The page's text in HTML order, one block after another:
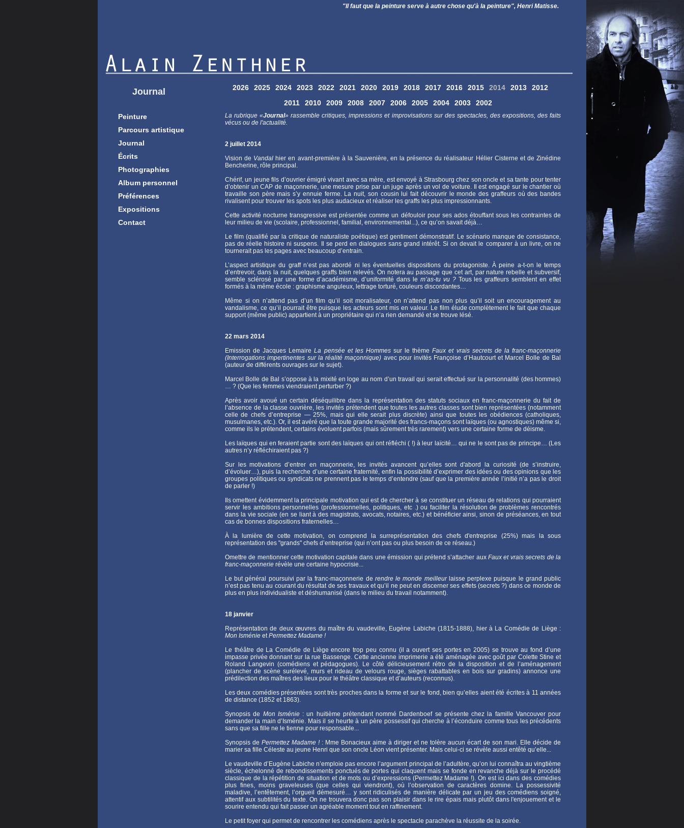
"Il faut que la peinture serve à autre chose qu'à la peinture", Henri Matisse.
Journal
Peinture
Parcours artistique
Journal
Écrits
Photographies
Album personnel
Préférences
Expositions
Contact
2026 2025 2024 2023 2022 2021 2020 2019 2018 2017 2016 2015 2014 2013
2012
2011
2010 2009 2008 2007 2006 2005 2004 2003 2002
La rubrique «Journal» rassemble critiques, impressions et improvisations sur des spectacles, des expositions, des faits
vécus ou de l'actualité.
2 juillet 2014
Vision de Vandal hier en avant-première à la Sauvenière, en la présence du réalisateur Hélier Cisterne et de Zinédine
Bencherine, rôle principal.
Chérif, un jeune fils d’ouvrier émigré vivant avec sa mère, est envoyé à Strasbourg chez son oncle et sa tante pour tenter
d’obtenir un CAP de maçonnerie, une mesure prise par un juge après un vol de voiture. Il est engagé sur le chantier où
travaille son père mais s’y ennuie ferme. La nuit, son cousin lui fait découvrir le monde des graffeurs où des bandes
rivalisent pour trouver les spots les plus audacieux et réaliser les graffs les plus impressionnants.
Cette activité nocturne transgressive est présentée comme un défouloir pour ses ados étouffant sous les contraintes de
leur milieu de vie (scolaire, professionnel, familial, environnemental...), ce qu’on savait déjà…
Le film (qualifié par la critique de naturaliste poétique) est gentiment démonstratif. Le scénario manque de consistance,
pas de réelle histoire ni suspens. Il se perd en dialogues sans grand intérêt. Si on devait le comparer à un livre, on ne
tournerait pas les pages avec beaucoup d’entrain.
L’aspect artistique du graff n’est pas abordé ni les éventuelles dispositions du protagoniste. À peine a-t-on le temps
d’entrevoir, dans la nuit, quelques graffs bien relevés. On notera au passage que cet art, par nature rebelle et subversif,
semble sclérosé par une forme d’académisme, d’uniformité dans le m’as-tu vu ?Tous les graffeurs semblent en effet
formés à la même école : graphisme anguleux, lettrage torturé, couleurs discordantes…
Même si on n’attend pas d’un film qu’il soit moralisateur, on n’attend pas non plus qu’il soit un encouragement au
vandalisme, ce qu’il pourrait être puisque les acteurs sont mis en valeur. Le film élude complètement le fait que chaque
support (même public) appartient à un propriétaire qui n’a rien demandé et se trouve lésé.
22 mars 2014
Emission de Jacques LemaireLa pensée et les Hommessur le thèmeFaux et vrais secrets de la franc-maçonnerie
(Interrogations impertinentes sur la réalité maçonnique) avec pour invités Françoise d’Hautcourt et Marcel Bolle de Bal
(auteur de différents ouvrages sur le sujet).
Marcel Bolle de Bal s’oppose à la mixité en loge au nom d’un travail qui serait effectué sur la personnalité (des hommes)
… ? (Que les femmes viendraient perturber ?)
Après avoir avoué un certain déséquilibre dans la représentation des statuts sociaux en franc-maçonnerie du fait de
l’absence de la classe ouvrière, les invités prétendent que toutes les autres classes sont bien représentées (notamment
celle de chefs d’entreprise — 25%, mais qui elle serait plus discrète) ainsi que toutes les obédiences (catholiques,
musulmanes, etc.). Or, il est avéré que la toute grande majorité des francs-maçons sont laïques (ou agnostiques) même si,
comme ils le prétendent, certains évoluent parfois (mais sûrement très rarement) vers une certaine forme de déisme.
Les laïques qui en feraient partie sont des laïques qui ont réfléchi ( !) à leur laïcité… qui ne le sont pas de principe… (Les
autres n’y réfléchiraient pas ?)
Sur les motivations d’entrer en maçonnerie, les invités avancent qu’elles sont d'abord la curiosité (de s’instruire,
d’évoluer…), puis la recherche d’une certaine fraternité, enfin la possibilité d’exprimer des idées ou des opinions que les
groupes politiques ou syndicats ne prennent pas le temps d’entendre (sauf que la première année l’initié n’a pas le droit
de parler !)
Ils omettent évidemment la principale motivation qui est de chercher à se constituer un réseau de relations qui pourraient
servir les ambitions personnelles (professionnelles, politiques, etc .) ou faciliter la résolution de problèmes rencontrés
dans la vie sociale (en se liant à des magistrats, avocats, notaires, etc.) et bénéficier ainsi, sinon de préséances, en tout
cas de bonnes dispositions fraternelles…
À la lumière de cette motivation, on comprend la surreprésentation des chefs d'entreprise (25%) mais la sous
représentation des "grands" chefs d’entreprise (qui n’ont pas ou plus besoin de ce réseau.)
Omettre de mentionner cette motivation capitale dans une émission qui prétend s’attacher auxFaux et vrais secrets de la
franc-maçonnerie révèle une certaine hypocrisie...
Le but général poursuivi par la franc-maçonnerie de rendre le monde meilleurlaisse perplexe puisque le grand public
n’est pas tenu au courant du résultat de ses travaux et qu’il ne peut en discerner ses effets (secrets ?) dans ce monde de
plus en plus individualiste et déshumanisé (dans le milieu du travail notamment).
18 janvier
Représentation de deux œuvres du maître du vaudeville, Eugène Labiche (1815-1888), hier à La Comédie de Liège :
Mon Isménie etPermettez Madame !
Le théâtre de La Comédie de Liège encore trop peu connu (il a ouvert ses portes en 2005) se trouve au fond d’une
impasse privée donnant sur la rue Bassenge. Cette ancienne imprimerie a été aménagée avec goût par Colette Stine et
Roland Langevin (comédiens et pédagogues). Le côté délicieusement rétro de la disposition et de l’aménagement
(plancher de scène surélevé, murs et rideau de velours rouge, sièges rabattables en bois sur gradins) annonce une
prédilection des maîtres des lieux pour le théâtre classique et d’auteurs (reconnus).
Les deux comédies présentées sont très proches dans la forme et sur le fond, bien qu’elles aient été écrites à 11 années
de distance (1852 et 1863).
Synopsis de Mon Isménie: un huitième prétendant nommé Dardenboef se présente chez la famille Vancouver pour
demander la main d’Isménie. Mais il se heurte à un père possessif qui cherche à l’éconduire comme tous les précédents
sans que sa fille ne le tienne pour responsable...
Synopsis de Permettez Madame !: Mme Bonacieux aime à diriger et ne tolère aucun écart de son mari. Elle décide de
marier sa fille Céleste au jeune Henri que son oncle Léon vient présenter. Mais celui-ci se révèle aussi entêté qu’elle...
Le vaudeville d’Eugène Labiche n’emploie pas encore l’argument principal de l’adultère, qu’on lui connaîtra au vingtième
siècle, échelonné de rebondissements ponctués de portes qui claquent mais se fonde en revanche déjà sur le procédé
classique de la répétition de situation et de mots ou d’expressions (Permettez Madame !). On est ici dans des comédies
plus fines, moins graveleuses (que celles qui viendront), où l’observation de caractères domine. La possessivité
maladive, l’entêtement, l’orgueil démesuré… y sont ridiculisés de manière délicate par un jeu des comédiens soigné,
attentif aux subtilités du texte. On ne trouvera donc pas son plaisir dans le rire épais mais plutôt dans l'enjouement et le
sourire entendu qui fait passer un agréable moment tout en raffinement.
Le petit foyer qui permet de rencontrer les comédiens après le spectacle parachève la réussite de la soirée.